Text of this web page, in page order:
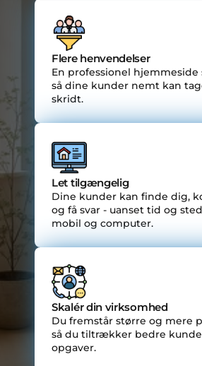
Flere henvendelser
En professionel
så dine kunder nemt kan
skridt.
Let tilgængelig
Dine kunder kan finde dig,
og få svar - uanset tid og
mobil og computer.
Skalér din virksomhed
Du fremstår større og mere
så du tiltrækker bedre
opgaver.